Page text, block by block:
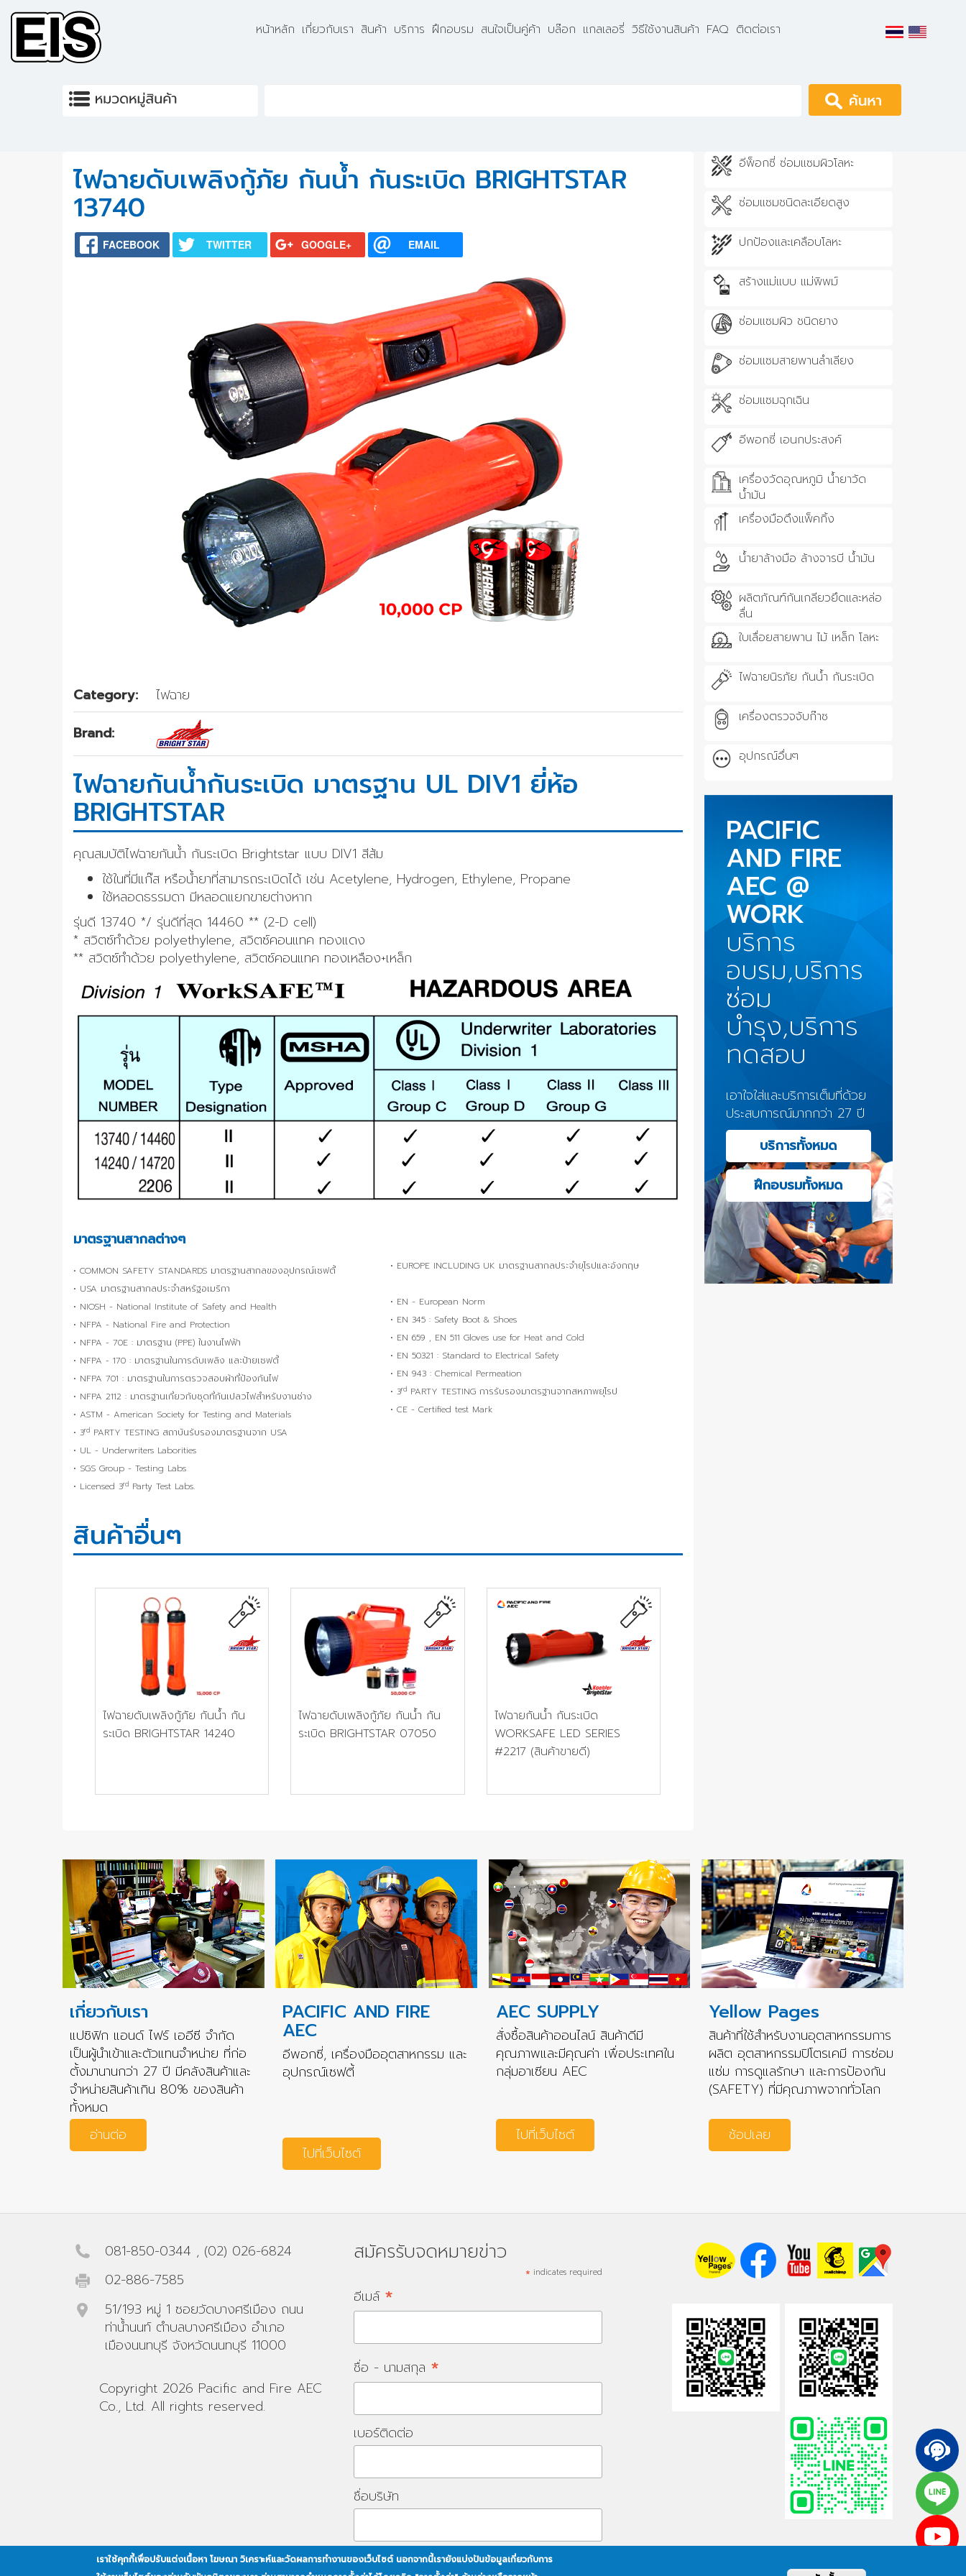
Skip to main content
หน้าหลัก เกี่ยวกับเรา สินค้า บริการ ฝึกอบรม สนใจเป็นคู่ค้า บล๊อก แกลเลอรี่ วิธีใช้งานสินค้า FAQ ติดต่อเรา
Apply
ไฟฉายดับเพลิงกู้ภัย กันน้ำ กันระเบิด BRIGHTSTAR
13740
FACEBOOK TWITTER GOOGLE+ EMAIL
Category:
ไฟฉาย
Brand:
ไฟฉายกันน้ำกันระเบิด มาตรฐาน UL DIV1 ยี่ห้อ
BRIGHTSTAR
คุณสมบัติไฟฉายกันน้ำ กันระเบิด Brightstar แบบ DIV1 สีส้ม
ใช้ในที่มีแก๊ส หรือน้ำยาที่สามารถระเบิดได้ เช่น Acetylene, Hydrogen, Ethylene, Propane
ใช้หลอดธรรมดา มีหลอดแยกขายต่างหาก
รุ่นดี 13740 */ รุ่นดีที่สุด 14460 ** (2-D cell)
* สวิตซ์ทำด้วย polyethylene, สวิตซ์คอนแทค ทองแดง
** สวิตซ์ทำด้วย polyethylene, สวิตซ์คอนแทค ทองเหลือง+เหล็ก
มาตรฐานสากลต่างๆ
• COMMON SAFETY STANDARDS มาตรฐานสากลของอุปกรณ์เซฟตี้
• USA มาตรฐานสากลประจำสหรัฐอเมริกา
• NIOSH - National Institute of Safety and Health
• NFPA - National Fire and Protection
• NFPA - 70E : มาตรฐาน (PPE) ในงานไฟฟ้า
• NFPA - 170 : มาตรฐานในการดับเพลิง และป้ายเซฟตี้
• NFPA 701 : มาตรฐานในการตรวจสอบผ้าที่ป้องกันไฟ
• NFPA 2112 : มาตรฐานเกี่ยวกับชุดที่กันเปลวไฟสำหรับงานช่าง
• ASTM - American Society for Testing and Materials
• 3rd PARTY TESTING สถาบันรับรองมาตรฐานจาก USA
• UL - Underwriters Laborities
• SGS Group - Testing Labs
• Licensed 3rd Party Test Labs.
• EUROPE INCLUDING UK มาตรฐานสากลประจำยุโรปและอังกฤษ
• EN - European Norm
• EN 345 : Safety Boot & Shoes
• EN 659 , EN 511 Gloves use for Heat and Cold
• EN 50321 : Standard to Electrical Safety
• EN 943 : Chemical Permeation
• 3rd PARTY TESTING การรับรองมาตรฐานจากสหภาพยุโรป
• CE - Certified test Mark
สินค้าอื่นๆ
ไฟฉายดับเพลิงกู้ภัย กันน้ำ กัน
ระเบิด BRIGHTSTAR 14240
ไฟฉายดับเพลิงกู้ภัย กันน้ำ กัน
ระเบิด BRIGHTSTAR 07050
ไฟฉายกันน้ำ กันระเบิด
WORKSAFE LED SERIES
#2217 (สินค้าขายดี)
อีพ็อกซี่ ซ่อมแซมผิวโลหะ
ซ่อมแซมชนิดละเอียดสูง
ปกป้องและเคลือบโลหะ
สร้างแม่แบบ แม่พิพม์
ซ่อมแซมผิว ชนิดยาง
ซ่อมแซมสายพานลำเลียง
ซ่อมแซมฉุกเฉิน
อีพอกซี่ เอนกประสงค์
เครื่องวัดอุณหภูมิ น้ำยาวัด
น้ำมัน
เครื่องมือดึงแพ็คกิ้ง
น้ำยาล้างมือ ล้างจารบี น้ำมัน
ผลิตภัณฑ์กันเกลียวยึดและหล่อ
ลื่น
ใบเลื่อยสายพาน ไม้ เหล็ก โลหะ
ไฟฉายนิรภัย กันน้ำ กันระเบิด
เครื่องตรวจจับก๊าซ
อุปกรณ์อื่นๆ
PACIFIC
AND FIRE
AEC @
WORK
บริการ
อบรม,บริการ
ซ่อม
บำรุง,บริการ
ทดสอบ
เอาใจใส่และบริการเต็มที่ด้วย
ประสบการณ์มากกว่า 27 ปี
บริการทั้งหมด
ฝึกอบรมทั้งหมด
เกี่ยวกับเรา
แปซิฟิก แอนด์ ไฟร์ เออีซี จำกัด
เป็นผู้นำเข้าและตัวแทนจำหน่าย ที่ก่อ
ตั้งมานานกว่า 27 ปี มีคลังสินค้าและ
จำหน่ายสินค้าเกิน 80% ของสินค้า
ทั้งหมด
อ่านต่อ
PACIFIC AND FIRE
AEC
อีพอกซี่, เครื่องมืออุตสาหกรรม และ
อุปกรณ์เซฟตี้
ไปที่เว็บไซต์
AEC SUPPLY
สั่งซื้อสินค้าออนไลน์ สินค้าดีมี
คุณภาพและมีคุณค่า เพื่อประเทศใน
กลุ่มอาเซียน AEC
ไปที่เว็บไซต์
Yellow Pages
สินค้าที่ใช้สำหรับงานอุตสาหกรรมการ
ผลิต อุตสาหกรรมปิโตรเคมี การซ่อม
แซ่ม การดูแลรักษา และการป้องกัน
(SAFETY) ที่มีคุณภาพจากทั่วโลก
ช้อปเลย
081-850-0344 , (02) 026-6824
02-886-7585
51/193 หมู่ 1 ซอยวัดบางศรีเมือง ถนน
ท่าน้ำนนท์ ตำบลบางศรีเมือง อำเภอ
เมืองนนทบุรี จังหวัดนนทบุรี 11000
Copyright 2026 Pacific and Fire AEC
Co., Ltd. All rights reserved.
สมัครรับจดหมายข่าว
* indicates required
อีเมล์ *
ชื่อ - นามสกุล *
เบอร์ติดต่อ
ชื่อบริษัท
เราใช้คุกกี้เพื่อปรับแต่งเนื้อหา โฆษณา วิเคราะห์และวัดผลการทำงานของเว็บไซต์ นอกจากนี้เรายังแบ่งปันข้อมูลเกี่ยวกับการ